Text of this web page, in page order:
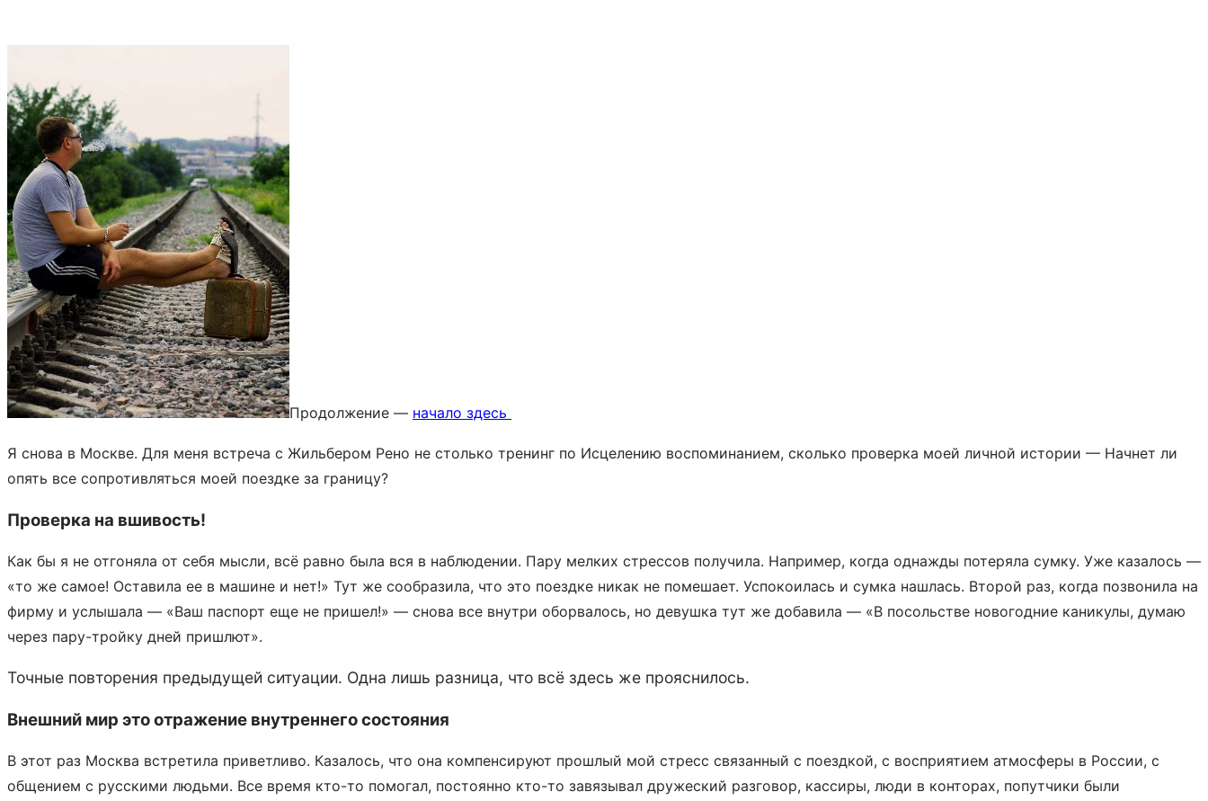
Продолжение — начало здесь
Я снова в Москве. Для меня встреча с Жильбером Рено не столько тренинг по Исцелению воспоминанием, сколько проверка моей личной истории — Начнет ли
опять все сопротивляться моей поездке за границу?
Проверка на вшивость!
Как бы я не отгоняла от себя мысли, всё равно была вся в наблюдении. Пару мелких стрессов получила. Например, когда однажды потеряла сумку. Уже казалось —
«то же самое! Оставила ее в машине и нет!» Тут же сообразила, что это поездке никак не помешает. Успокоилась и сумка нашлась. Второй раз, когда позвонила на
фирму и услышала — «Ваш паспорт еще не пришел!» — снова все внутри оборвалось, но девушка тут же добавила — «В посольстве новогодние каникулы, думаю
через пару-тройку дней пришлют».
Точные повторения предыдущей ситуации. Одна лишь разница, что всё здесь же прояснилось.
Внешний мир это отражение внутреннего состояния
В этот раз Москва встретила приветливо. Казалось, что она компенсируют прошлый мой стресс связанный с поездкой, с восприятием атмосферы в России, с
общением с русскими людьми. Все время кто-то помогал, постоянно кто-то завязывал дружеский разговор, кассиры, люди в конторах, попутчики были